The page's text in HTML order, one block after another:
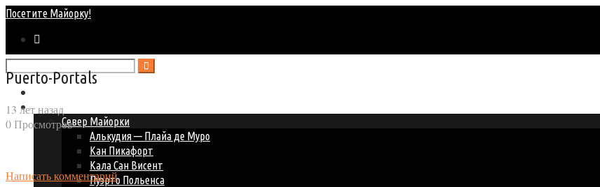
Посетите Майорку!
Курорты Майорки
Север Майорки
Алькудия — Плайа де Муро
Кан Пикафорт
Кала Сан Висент
Пуэрто Польенса
Puerto-Portals
13 лет назад
0 Просмотров
Написать комментарий